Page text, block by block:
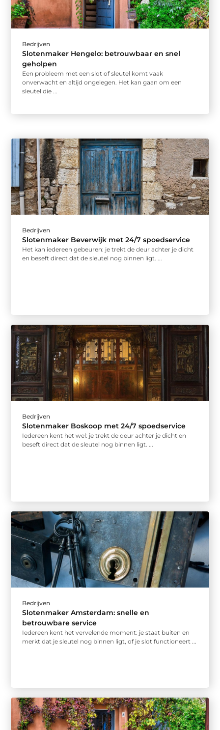
Bedrijven
Slotenmaker Hengelo: betrouwbaar en snel
geholpen
Een probleem met een slot of sleutel komt vaak
onverwacht en altijd ongelegen. Het kan gaan om een
sleutel die ...
Bedrijven
Slotenmaker Beverwijk met 24/7 spoedservice
Het kan iedereen gebeuren: je trekt de deur achter je dicht
en beseft direct dat de sleutel nog binnen ligt. ...
Bedrijven
Slotenmaker Boskoop met 24/7 spoedservice
Iedereen kent het wel: je trekt de deur achter je dicht en
beseft direct dat de sleutel nog binnen ligt. ...
Bedrijven
Slotenmaker Amsterdam: snelle en
betrouwbare service
Iedereen kent het vervelende moment: je staat buiten en
merkt dat je sleutel nog binnen ligt, of je slot functioneert ...